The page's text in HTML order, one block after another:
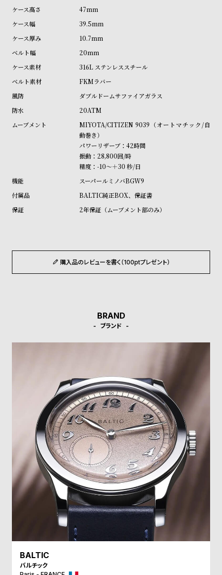
47mm
39.5mm
10.7mm
20mm
316L ステンレススチール
FKMラバー
ダブルドームサファイアガラス
20ATM
MIYOTA/CITIZEN 9039（オートマチック/自
動巻き）
パワーリザーブ：42時間
振動：28,800回/時
精度：-10～＋30 秒/日
スーパールミノバBGW9
BALTIC純正BOX、保証書
2年保証（ムーブメント部のみ）
購入品のレビューを書く（100ptプレゼント）
BRAND
ブランド
BALTIC
バルチック